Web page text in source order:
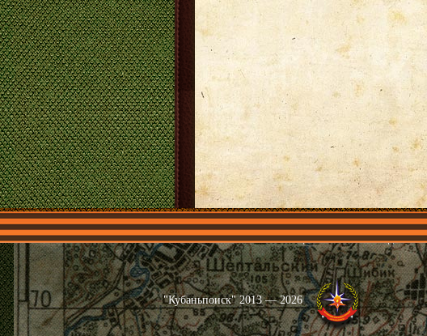
Главная Имена Общественные
"Кубаньпоиск" 2013 — 2026